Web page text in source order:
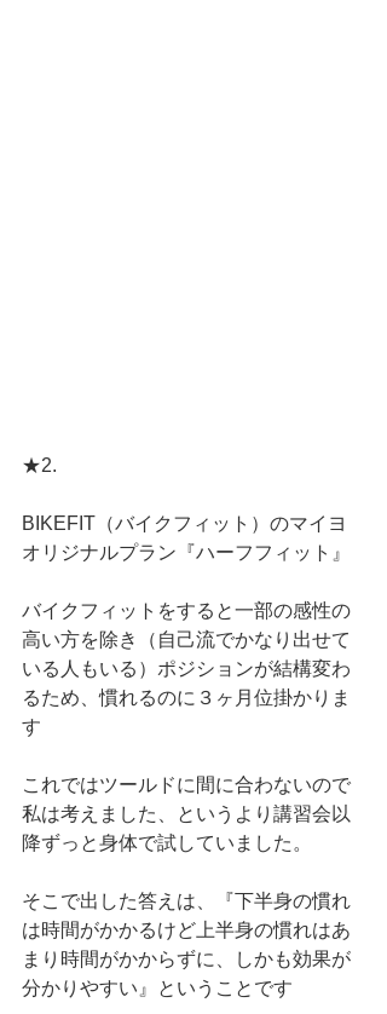
★2.
BIKEFIT（バイクフィット）のマイヨ
オリジナルプラン『ハーフフィット』
バイクフィットをすると一部の感性の
高い方を除き（自己流でかなり出せて
いる人もいる）ポジションが結構変わ
るため、慣れるのに３ヶ月位掛かりま
す
これではツールドに間に合わないので
私は考えました、というより講習会以
降ずっと身体で試していました。
そこで出した答えは、『下半身の慣れ
は時間がかかるけど上半身の慣れはあ
まり時間がかからずに、しかも効果が
分かりやすい』ということです